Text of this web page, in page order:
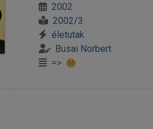
2002
2002/3
életutak
Busai Norbert
=>